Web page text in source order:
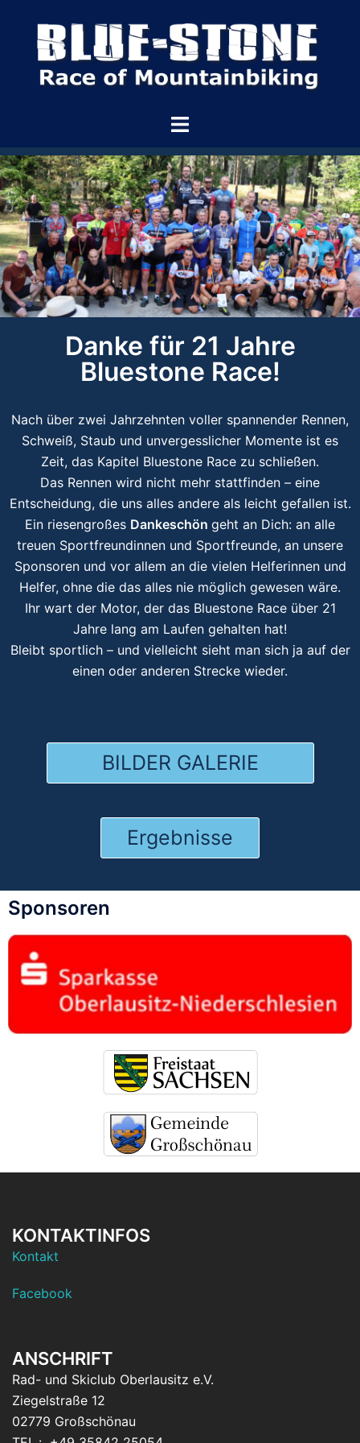
Danke für 21 Jahre
Bluestone Race!
Nach über zwei Jahrzehnten voller spannender Rennen,
Schweiß, Staub und unvergesslicher Momente ist es
Zeit, das Kapitel Bluestone Race zu schließen.
Das Rennen wird nicht mehr stattfinden – eine
Entscheidung, die uns alles andere als leicht gefallen ist.
Ein riesengroßes Dankeschön geht an Dich: an alle
treuen Sportfreundinnen und Sportfreunde, an unsere
Sponsoren und vor allem an die vielen Helferinnen und
Helfer, ohne die das alles nie möglich gewesen wäre.
Ihr wart der Motor, der das Bluestone Race über 21
Jahre lang am Laufen gehalten hat!
Bleibt sportlich – und vielleicht sieht man sich ja auf der
einen oder anderen Strecke wieder.
BILDER GALERIE
Ergebnisse
Sponsoren
KONTAKTINFOS
Kontakt
Facebook
ANSCHRIFT
Rad- und Skiclub Oberlausitz e.V.
Ziegelstraße 12
02779 Großschönau